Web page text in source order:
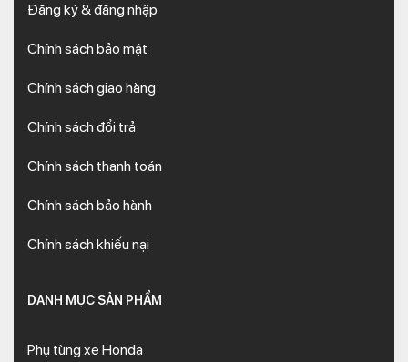
Đăng ký & đăng nhập
Chính sách bảo mật
Chính sách giao hàng
Chính sách đổi trả
Chính sách thanh toán
Chính sách bảo hành
Chính sách khiếu nại
DANH MỤC SẢN PHẨM
Phụ tùng xe Honda